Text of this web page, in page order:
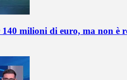
milioni di euro, ma non è